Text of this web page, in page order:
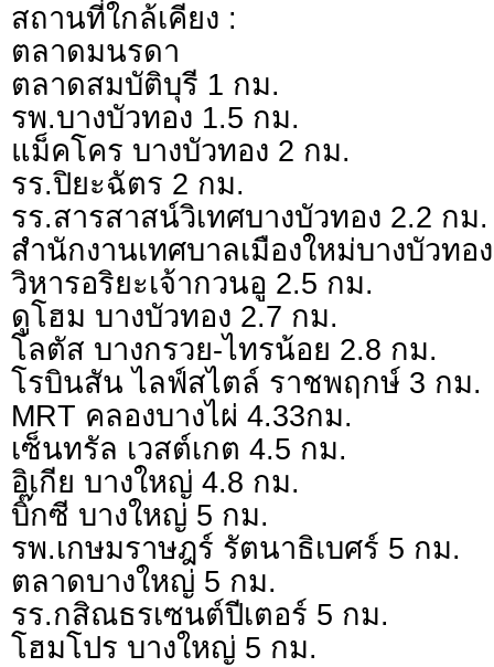
สถานที่ใกล้เคียง :
ตลาดมนรดา
ตลาดสมบัติบุรี 1 กม.
รพ.บางบัวทอง 1.5 กม.
แม็คโคร บางบัวทอง 2 กม.
รร.ปิยะฉัตร 2 กม.
รร.สารสาสน์วิเทศบางบัวทอง 2.2 กม.
สำนักงานเทศบาลเมืองใหม่บางบัวทอ
วิหารอริยะเจ้ากวนอู 2.5 กม.
ดูโฮม บางบัวทอง 2.7 กม.
โลตัส บางกรวย-ไทรน้อย 2.8 กม.
โรบินสัน ไลฟ์สไตล์ ราชพฤกษ์ 3 กม.
MRT คลองบางไผ่ 4.33กม.
เซ็นทรัล เวสต์เกต 4.5 กม.
อิเกีย บางใหญ่ 4.8 กม.
บิ๊กซี บางใหญ่ 5 กม.
รพ.เกษมราษฎร์ รัตนาธิเบศร์ 5 กม.
ตลาดบางใหญ่ 5 กม.
รร.กสิณธรเซนต์ปีเตอร์ 5 กม.
โฮมโปร บางใหญ่ 5 กม.